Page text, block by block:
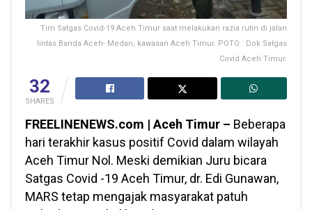
Tim Satgas Covid-19 Aceh Timur saat melakukan razia rutin di jalan
lintas Banda Aceh- Medan, kawasan Aceh Timur. POTO : Dok Satgas
Covid Aceh Timur.
32
SHARES
FREELINENEWS.com | Aceh Timur – Beberapa
hari terakhir kasus positif Covid dalam wilayah
Aceh Timur Nol. Meski demikian Juru bicara
Satgas Covid -19 Aceh Timur, dr. Edi Gunawan,
MARS tetap mengajak masyarakat patuh